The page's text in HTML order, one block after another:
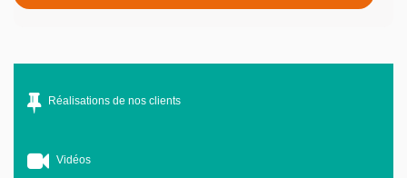
Réalisations de nos clients
Vidéos